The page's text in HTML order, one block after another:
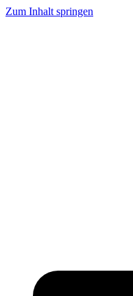
Zum Inhalt springen